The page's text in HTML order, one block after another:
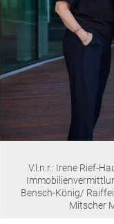
V.l.n.r.: Irene Rief-
Bensch-König/
Mitscher